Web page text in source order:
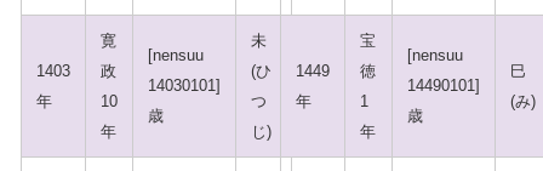
1403
年
寛
政
10
年
[nensuu
14030101]
歳
未
(ひ
つ
じ)
1449
年
宝
徳
1
年
[nensuu
14490101]
歳
巳
(み)